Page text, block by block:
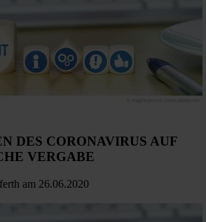
DES CORONAVIRUS AUF
VERGABE
am 26.06.2020